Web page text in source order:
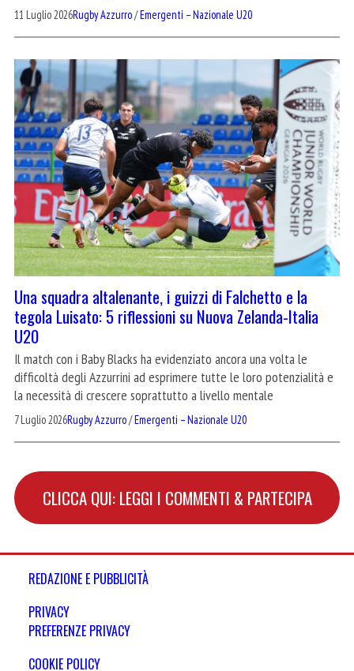
11 Luglio 2026Rugby Azzurro/Emergenti – Nazionale U20
Una squadra altalenante, i guizzi di Falchetto e la
tegola Luisato: 5 riflessioni su Nuova Zelanda-Italia
U20
Il match con i Baby Blacks ha evidenziato ancora una volta le
difficoltà degli Azzurrini ad esprimere tutte le loro potenzialità e
la necessità di crescere soprattutto a livello mentale
7 Luglio 2026Rugby Azzurro/Emergenti – Nazionale U20
CLICCA QUI: LEGGI I COMMENTI & PARTECIPA
REDAZIONE E PUBBLICITÀ
PRIVACY
PREFERENZE PRIVACY
COOKIE POLICY